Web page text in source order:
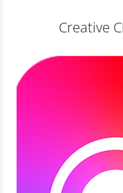
Creative